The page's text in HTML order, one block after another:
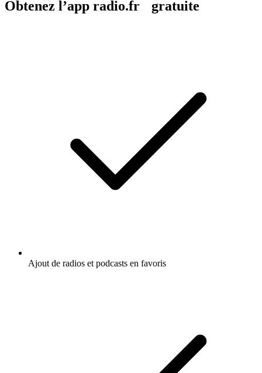
Obtenez l’app radio.fr gratuite
Ajout de radios et podcasts en favoris